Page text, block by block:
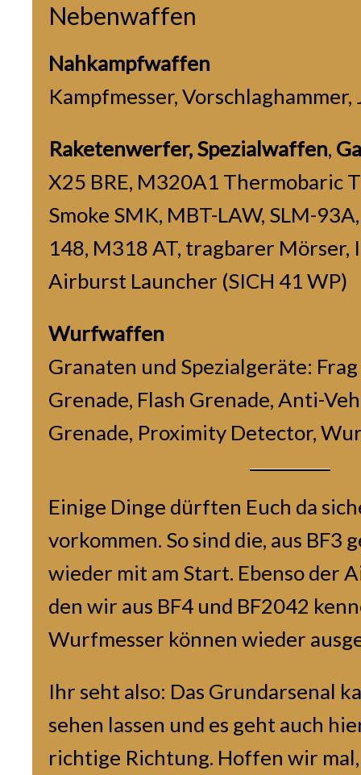
Nebenwaffen
Nahkampfwaffen
Kampfmesser, Vorschlaghammer,
Raketenwerfer, Spezialwaffen,
X25 BRE, M320A1 Thermobaric
Smoke SMK, MBT-LAW, SLM-
148, M318 AT, tragbarer Mörser,
Airburst Launcher (SICH 41 WP)
Wurfwaffen
Granaten und Spezialgeräte:
Grenade, Flash Grenade, Anti-
Grenade, Proximity Detector,
Einige Dinge dürften Euch da
vorkommen. So sind die, aus BF3
wieder mit am Start. Ebenso der
den wir aus BF4 und BF2042
Wurfmesser können wieder
Ihr seht also: Das Grundarsenal
sehen lassen und es geht auch
richtige Richtung. Hoffen wir mal,